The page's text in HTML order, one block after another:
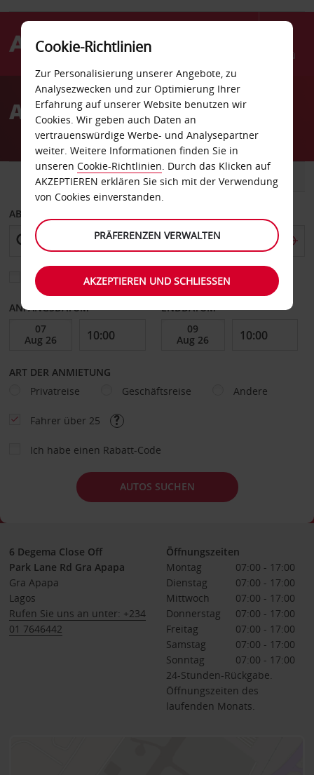
Menü
AvisAutovermietung Lagos
FAHRZEUG TRANSPORTER
ABHOLEN VON
Eine andere Rückgabestation auswählen
ANFANGSDATUM ENDDATUM
ART DER ANMIETUNG
Privatreise
Geschäftsreise Andere
Fahrer über 25
Ich habe einen Rabatt-Code
AUTOS SUCHEN
6 Degema Close Off
Park Lane Rd Gra Apapa
Gra Apapa
Lagos
Rufen Sie uns an unter: +234
01 7646442
Öffnungszeiten
Montag
07:00 - 17:00
Dienstag
07:00 - 17:00
Mittwoch
07:00 - 17:00
Donnerstag
07:00 - 17:00
Freitag
07:00 - 17:00
Samstag
07:00 - 17:00
Sonntag
07:00 - 17:00
24-Stunden-Rückgabe.
Öffnungszeiten des
laufenden Monats.
Cookie-Richtlinien
Zur Personalisierung unserer Angebote, zu
Analysezwecken und zur Optimierung Ihrer
Erfahrung auf unserer Website benutzen wir
Cookies. Wir geben auch Daten an
vertrauenswürdige Werbe- und Analysepartner
weiter. Weitere Informationen finden Sie in
unseren Cookie-Richtlinien. Durch das Klicken auf
AKZEPTIEREN erklären Sie sich mit der Verwendung
von Cookies einverstanden.
PRÄFERENZEN VERWALTEN
AKZEPTIEREN UND SCHLIESSEN